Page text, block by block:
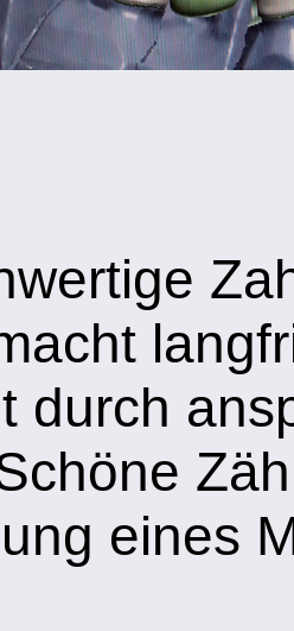
durch
eines